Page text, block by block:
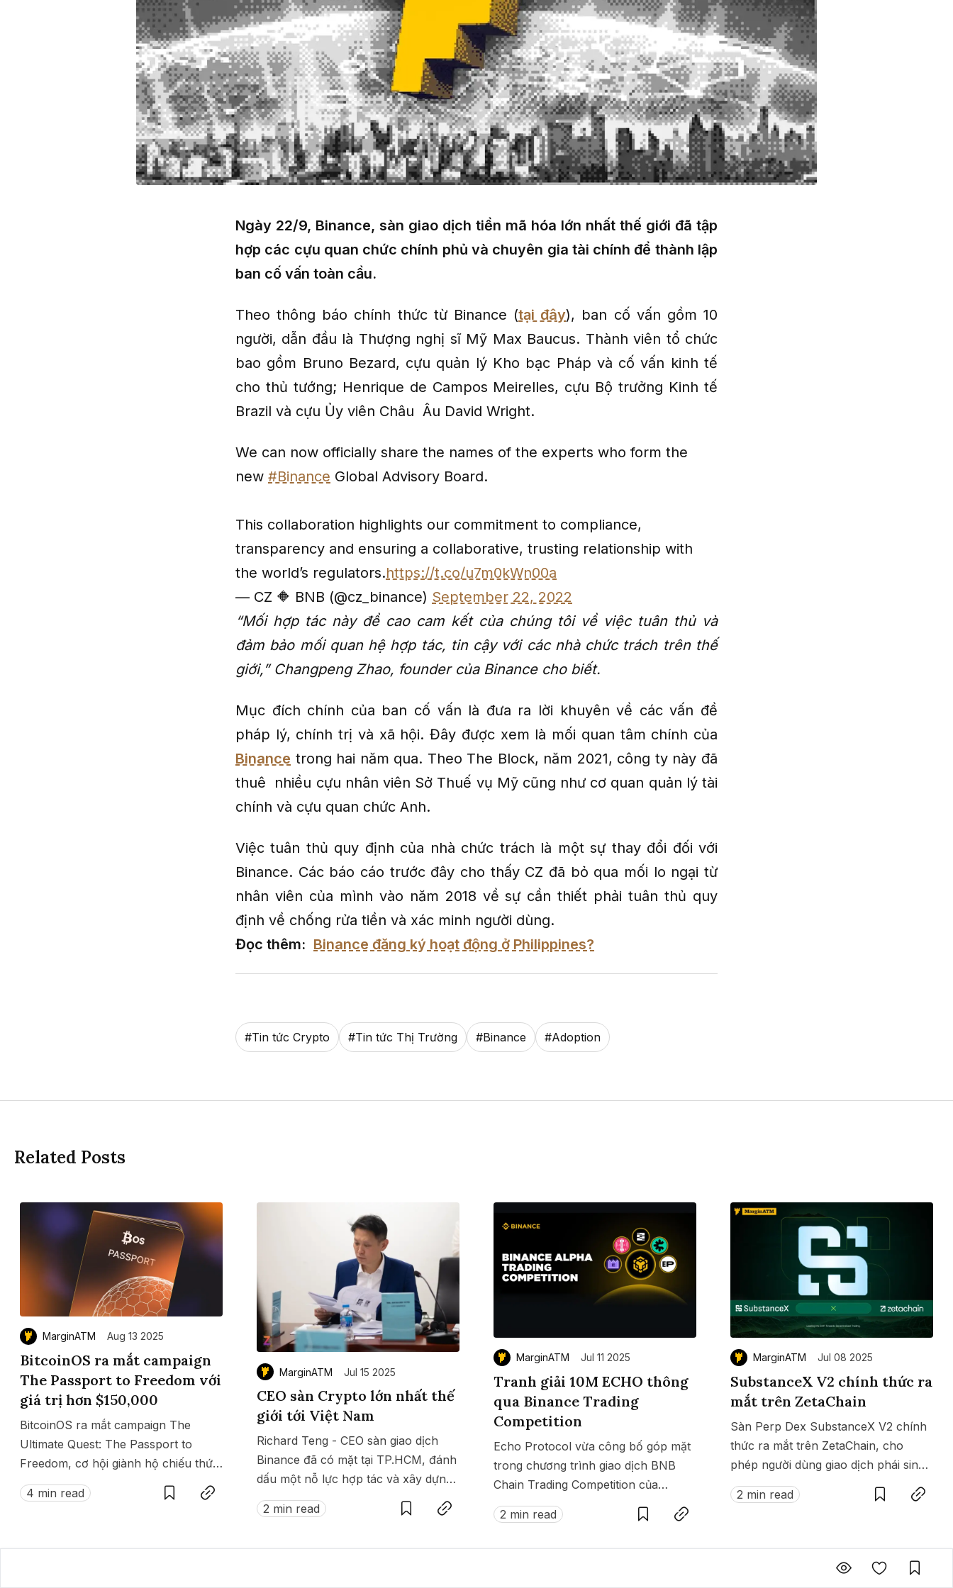
Ngày 22/9, Binance, sàn giao dịch tiền mã hóa lớn nhất thế giới đã tập
hợp các cựu quan chức chính phủ và chuyên gia tài chính để thành lập
ban cố vấn toàn cầu.
Theo thông báo chính thức từ Binance (tại đây), ban cố vấn gồm 10
người, dẫn đầu là Thượng nghị sĩ Mỹ Max Baucus. Thành viên tổ chức
bao gồm Bruno Bezard, cựu quản lý Kho bạc Pháp và cố vấn kinh tế
cho thủ tướng; Henrique de Campos Meirelles, cựu Bộ trưởng Kinh tế
Brazil và cựu Ủy viên Châu Âu David Wright.
We can now officially share the names of the experts who form the
new #Binance Global Advisory Board.
This collaboration highlights our commitment to compliance,
transparency and ensuring a collaborative, trusting relationship with
the world’s regulators.https://t.co/u7m0kWn00a
— CZ 🔶 BNB (@cz_binance) September 22, 2022
“Mối hợp tác này đề cao cam kết của chúng tôi về việc tuân thủ và
đảm bảo mối quan hệ hợp tác, tin cậy với các nhà chức trách trên thế
giới,” Changpeng Zhao, founder của Binance cho biết.
Mục đích chính của ban cố vấn là đưa ra lời khuyên về các vấn đề
pháp lý, chính trị và xã hội. Đây được xem là mối quan tâm chính của
Binance trong hai năm qua. Theo The Block, năm 2021, công ty này đã
thuê nhiều cựu nhân viên Sở Thuế vụ Mỹ cũng như cơ quan quản lý tài
chính và cựu quan chức Anh.
Việc tuân thủ quy định của nhà chức trách là một sự thay đổi đối với
Binance. Các báo cáo trước đây cho thấy CZ đã bỏ qua mối lo ngại từ
nhân viên của mình vào năm 2018 về sự cần thiết phải tuân thủ quy
định về chống rửa tiền và xác minh người dùng.
Đọc thêm: Binance đăng ký hoạt động ở Philippines?
#Tin tức Crypto #Tin tức Thị Trường #Binance #Adoption
Related Posts
MarginATM Aug 13 2025
BitcoinOS ra mắt campaign
The Passport to Freedom với
giá trị hơn $150,000
BitcoinOS ra mắt campaign The
Ultimate Quest: The Passport to
Freedom, cơ hội giành hộ chiếu thứ
hai trị giá hơn 150.000 USD cho
phép di chuyển tự do tới hàng loạt
4 min read
SaveCopy link
MarginATM Jul 15 2025
CEO sàn Crypto lớn nhất thế
giới tới Việt Nam
Richard Teng - CEO sàn giao dịch
Binance đã có mặt tại TP.HCM, đánh
dấu một nỗ lực hợp tác và xây dựng
khung pháp lý rõ ràng cho thị trường
crypto tại Việt Nam.
2 min read
SaveCopy link
MarginATM Jul 11 2025
Tranh giải 10M ECHO thông
qua Binance Trading
Competition
Echo Protocol vừa công bố góp mặt
trong chương trình giao dịch BNB
Chain Trading Competition của
Binance. Có gì đáng chú ý ở giải
thưởng giao dịch này?
2 min read
SaveCopy link
MarginATM Jul 08 2025
SubstanceX V2 chính thức ra
mắt trên ZetaChain
Sàn Perp Dex SubstanceX V2 chính
thức ra mắt trên ZetaChain, cho
phép người dùng giao dịch phái sinh
bằng $ZETA. Dự án hiện có giải
thưởng 100,000 $ZETA diễn ra từ 8
2 min read
SaveCopy link